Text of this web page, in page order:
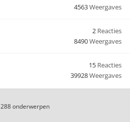
4563Weergaves
2 Reacties
8490Weergaves
15 Reacties
39928Weergaves
288 onderwerpen